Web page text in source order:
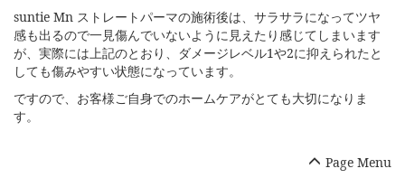
suntie Mn ストレートパーマの施術後は、サラサラになってツヤ
感も出るので一見傷んでいないように見えたり感じてしまいます
が、実際には上記のとおり、ダメージレベル1や2に抑えられたと
しても傷みやすい状態になっています。
ですので、お客様ご自身でのホームケアがとても大切になりま
す。
Page Menu